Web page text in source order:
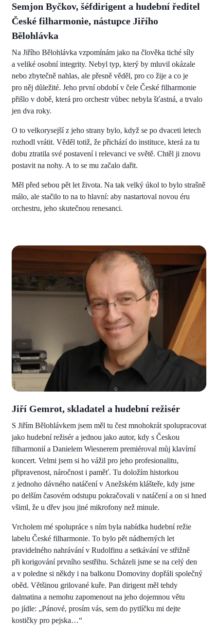
Semjon Byčkov, šéfdirigent a hudební ředitel
České filharmonie, nástupce Jiřího
Bělohlávka
Na Jiřího Bělohlávka vzpomínám jako na člověka tiché síly
a veliké osobní integrity. Nebyl typ, který by mluvil okázale
nebo zbytečně nahlas, ale přesně věděl, pro co žije a co je
pro něj důležité. Jeho první období v čele České filharmonie
přišlo v době, která pro orchestr vůbec nebyla šťastná, a trvalo
jen dva roky.
O to velkorysejší z jeho strany bylo, když se po dvaceti letech
rozhodl vrátit. Věděl totiž, že přichází do instituce, která za tu
dobu ztratila své postavení i relevanci ve světě. Chtěl ji znovu
postavit na nohy. A to se mu začalo dařit.
Měl před sebou pět let života. Na tak velký úkol to bylo strašně
málo, ale stačilo to na to hlavní: aby nastartoval novou éru
orchestru, jeho skutečnou renesanci.
Jiří Gemrot, skladatel a hudební režisér
S Jiřím Bělohlávkem jsem měl tu čest mnohokrát spolupracovat
jako hudební režisér a jednou jako autor, kdy s Českou
filharmonií a Danielem Wiesnerem premiéroval můj klavírní
koncert. Velmi jsem si ho vážil pro jeho profesionalitu,
připravenost, náročnost i paměť. Tu doložím historkou
z jednoho dávného natáčení v Anežském klášteře, kdy jsme
po delším časovém odstupu pokračovali v natáčení a on si hned
všiml, že u dřev jsou jiné mikrofony než minule.
Vrcholem mé spolupráce s ním byla nabídka hudební režie
labelu České filharmonie. To bylo pět nádherných let
pravidelného nahrávání v Rudolfinu a setkávání ve střižně
při korigování prvního sestřihu. Scházeli jsme se na celý den
a v poledne si někdy i na balkonu Domoviny dopřáli společný
oběd. Většinou grilované kuře. Pan dirigent měl tehdy
dalmatina a nemohu zapomenout na jeho dojemnou větu
po jídle: „Pánové, prosím vás, sem do pytlíčku mi dejte
kostičky pro pejska…“